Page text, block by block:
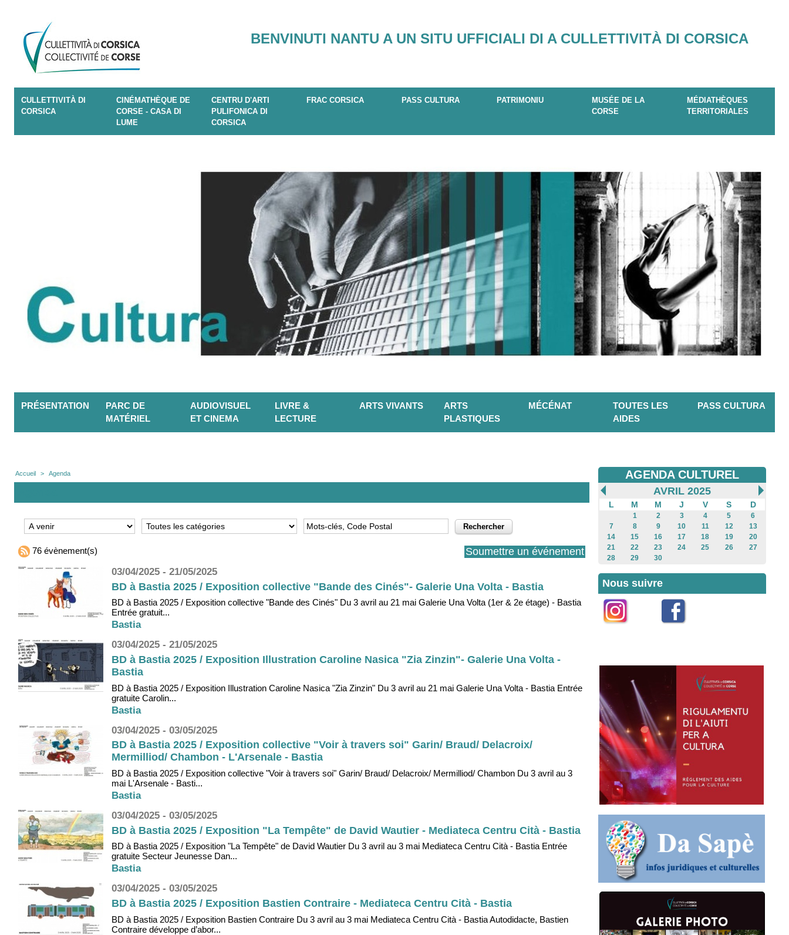
BENVINUTI NANTU A UN SITU UFFICIALI DI A CULLETTIVITÀ DI CORSICA
CULLETTIVITÀ DI
CORSICA
CINÉMATHÈQUE DE
CORSE - CASA DI
LUME
CENTRU D'ARTI
PULIFONICA DI
CORSICA
FRAC CORSICA PASS CULTURA PATRIMONIU
MUSÉE DE LA
CORSE
MÉDIATHÈQUES
TERRITORIALES
PRÉSENTATION
PARC DE
MATÉRIEL
AUDIOVISUEL
ET CINEMA
LIVRE &
LECTURE
ARTS VIVANTS
ARTS
PLASTIQUES
MÉCÉNAT
TOUTES LES
AIDES
PASS CULTURA
Accueil > Agenda
76 évènement(s) Soumettre un événement
03/04/2025 - 21/05/2025
BD à Bastia 2025 / Exposition collective "Bande des Cinés"- Galerie Una Volta - Bastia
BD à Bastia 2025 / Exposition collective "Bande des Cinés" Du 3 avril au 21 mai Galerie Una Volta (1er & 2e étage) - Bastia
Entrée gratuit...
Bastia
03/04/2025 - 21/05/2025
BD à Bastia 2025 / Exposition Illustration Caroline Nasica "Zia Zinzin"- Galerie Una Volta -
Bastia
BD à Bastia 2025 / Exposition Illustration Caroline Nasica "Zia Zinzin" Du 3 avril au 21 mai Galerie Una Volta - Bastia Entrée
gratuite Carolin...
Bastia
03/04/2025 - 03/05/2025
BD à Bastia 2025 / Exposition collective "Voir à travers soi" Garin/ Braud/ Delacroix/
Mermilliod/ Chambon - L'Arsenale - Bastia
BD à Bastia 2025 / Exposition collective "Voir à travers soi" Garin/ Braud/ Delacroix/ Mermilliod/ Chambon Du 3 avril au 3
mai L'Arsenale - Basti...
Bastia
03/04/2025 - 03/05/2025
BD à Bastia 2025 / Exposition "La Tempête" de David Wautier - Mediateca Centru Cità - Bastia
BD à Bastia 2025 / Exposition "La Tempête" de David Wautier Du 3 avril au 3 mai Mediateca Centru Cità - Bastia Entrée
gratuite Secteur Jeunesse Dan...
Bastia
03/04/2025 - 03/05/2025
BD à Bastia 2025 / Exposition Bastien Contraire - Mediateca Centru Cità - Bastia
BD à Bastia 2025 / Exposition Bastien Contraire Du 3 avril au 3 mai Mediateca Centru Cità - Bastia Autodidacte, Bastien
Contraire développe d’abor...
AGENDA CULTUREL
AVRIL 2025
L M M J V S D
1 2 3 4 5
6
7
8 9 10 11 12
13
14
15 16 17 18 19
20
21
22 23 24 25 26
27
28
29 30
Nous suivre